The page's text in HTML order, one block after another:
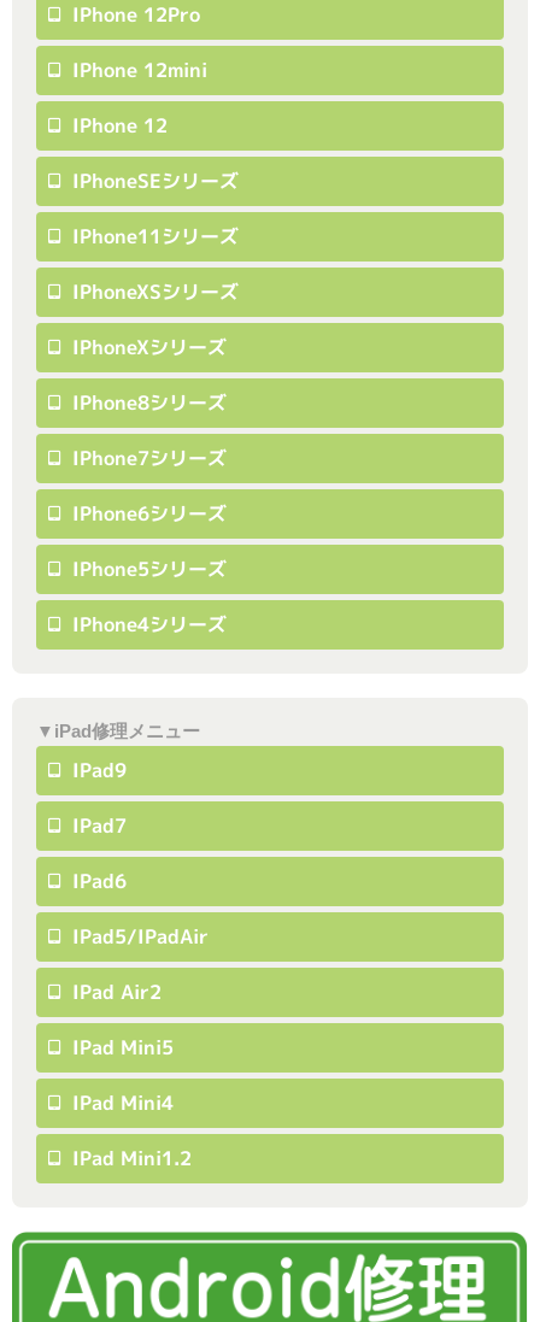
IPhone 12Pro
IPhone 12mini
IPhone 12
IPhoneSEシリーズ
IPhone11シリーズ
IPhoneXSシリーズ
IPhoneXシリーズ
IPhone8シリーズ
IPhone7シリーズ
IPhone6シリーズ
IPhone5シリーズ
IPhone4シリーズ
▼iPad修理メニュー
IPad9
IPad7
IPad6
IPad5/iPadAir
IPad Air2
IPad Mini5
IPad Mini4
IPad Mini1.2